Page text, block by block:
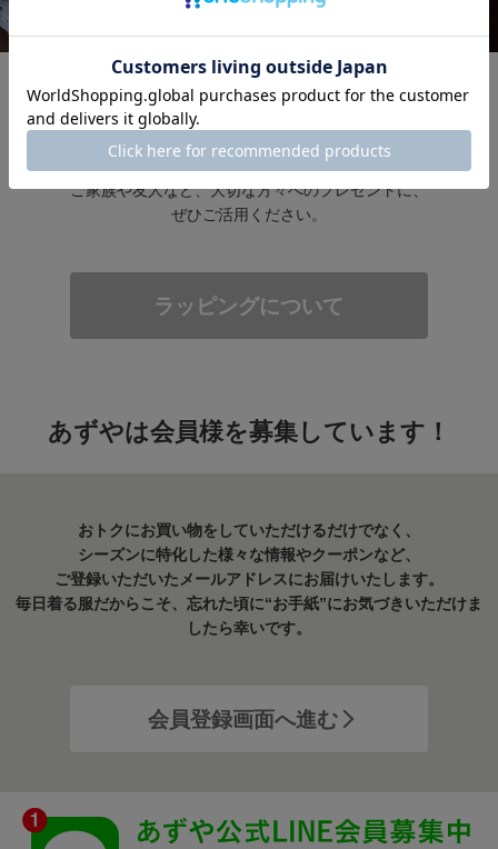
ラッピング承ります。
ご家族や友人など、大切な方々へのプレゼントに、
ぜひご活用ください。
ラッピングについて
あずやは会員様を募集しています！
おトクにお買い物をしていただけるだけでなく、
シーズンに特化した様々な情報やクーポンなど、
ご登録いただいたメールアドレスにお届けいたします。
毎日着る服だからこそ、忘れた頃に“お手紙”にお気づきいただけま
したら幸いです。
会員登録画面へ進む